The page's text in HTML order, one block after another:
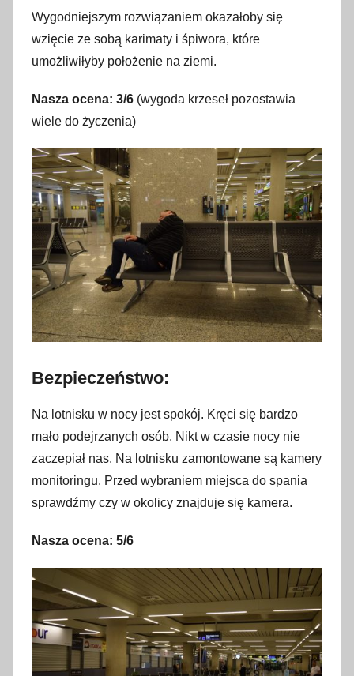
Wygodniejszym rozwiązaniem okazałoby się
wzięcie ze sobą karimaty i śpiwora, które
umożliwiłyby położenie na ziemi.
Nasza ocena: 3/6 (wygoda krzeseł pozostawia
wiele do życzenia)
Bezpieczeństwo:
Na lotnisku w nocy jest spokój. Kręci się bardzo
mało podejrzanych osób. Nikt w czasie nocy nie
zaczepiał nas. Na lotnisku zamontowane są kamery
monitoringu. Przed wybraniem miejsca do spania
sprawdźmy czy w okolicy znajduje się kamera.
Nasza ocena: 5/6